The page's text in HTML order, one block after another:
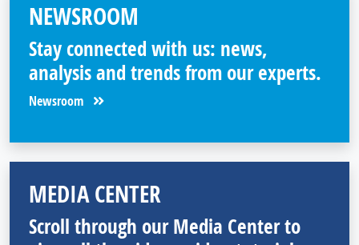
NEWSROOM
Stay connected with us: news,
analysis and trends from our experts.
Newsroom
MEDIA CENTER
Scroll through our Media Center to